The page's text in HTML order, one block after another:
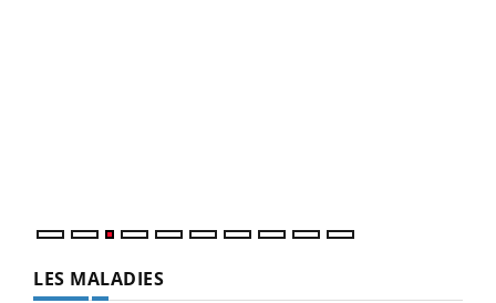
LES MALADIES